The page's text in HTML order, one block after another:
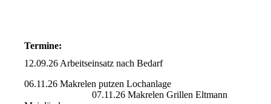
Termine:
12.09.26 Arbeitseinsatz nach Bedarf
06.11.26 Makrelen putzen Lochanlage
07.11.26 Makrelen Grillen Eltmann